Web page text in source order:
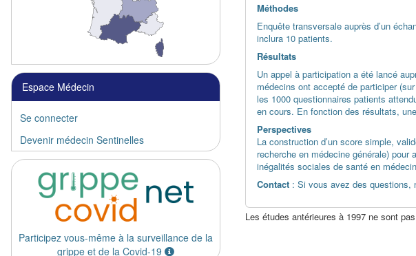
Espace Médecin
Se connecter
Devenir médecin Sentinelles
Participez vous-même à la surveillance de la
grippe et de la Covid-19
Méthodes
Enquête transversale auprès d’un
inclura 10 patients.
Résultats
Un appel à participation a été lancé
médecins ont accepté de participer
les 1000 questionnaires patients
en cours. En fonction des résultats,
Perspectives
La construction d’un score simple,
recherche en médecine générale)
inégalités sociales de santé en
Contact : Si vous avez des questions,
Les études antérieures à 1997 ne sont